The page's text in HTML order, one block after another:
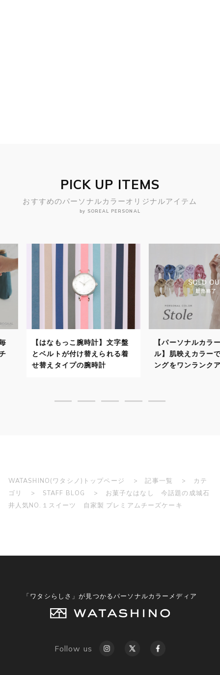
PICK UP ITEMS
おすすめのパーソナルカラーオリジナルアイテム
by SOREAL PERSONAL
文字盤
られる着
【パーソナルカラーストー
ル】肌映えカラーでスタイリ
ングをワンランクアップ！
【パーソ
自分に似
で顔映り
WATASHINO(ワタシノ)トップページ 記事一覧
カテ
ゴリ
STAFF BLOG
お菓子なはなし 今話題の成城石
井人気NO.１スイーツ 自家製 プレミアムチーズケーキ
「ワタシらしさ」が見つかるパーソナルカラーメディア
Follow us